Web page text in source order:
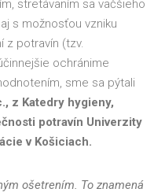
stretávaním sa väčšieho
s možnosťou vzniku
z potravín (tzv.
ochránime
sme sa pýtali
z Katedry hygieny,
potravín Univerzity
v Košiciach.
ošetrením. To znamená